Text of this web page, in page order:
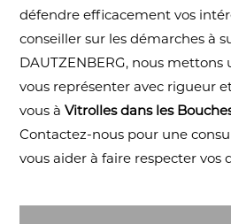
défendre efficacement vos
conseiller sur les démarches à
DAUTZENBERG, nous mettons
vous représenter avec rigueur
vous àVitrolles dans les
Contactez-nous pour une
vous aider à faire respecter vos